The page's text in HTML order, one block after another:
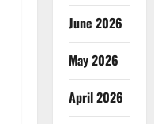
June 2026
May 2026
April 2026